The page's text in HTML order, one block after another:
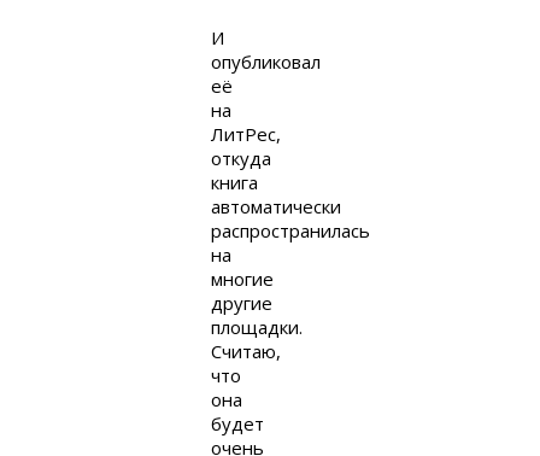
И
опубликовал
её
на
ЛитРес,
откуда
книга
автоматически
распространилась
на
многие
другие
площадки.
Считаю,
что
она
будет
очень